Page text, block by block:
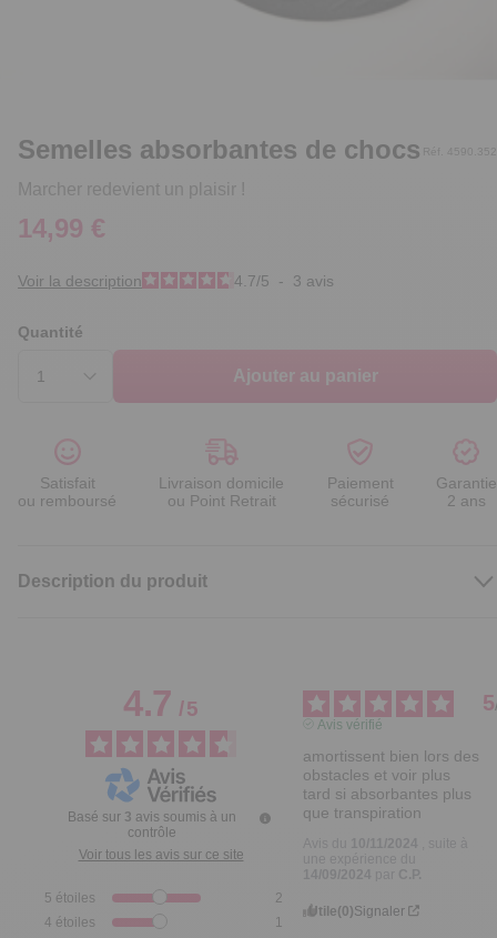
Semelles absorbantes de chocs
Marcher redevient un plaisir !
Réf. 4590.352
14,99 €
Voir la description 4.7/5 - 3 avis
Quantité
Ajouter au panier
Satisfait
ou remboursé
Livraison domicile
ou Point Retrait
Paiement
sécurisé
Garantie
2 ans
Description du produit
4.7/5
Basé sur 3 avis soumis à un
contrôle
Voir tous les avis sur ce site
5 étoiles
2
4 étoiles
1
5
Avis vérifié
amortissent bien lors des
obstacles et voir plus
tard si absorbantes plus
que transpiration
10/11/2024
14/09/2024
C.P.
Utile(0)Signaler